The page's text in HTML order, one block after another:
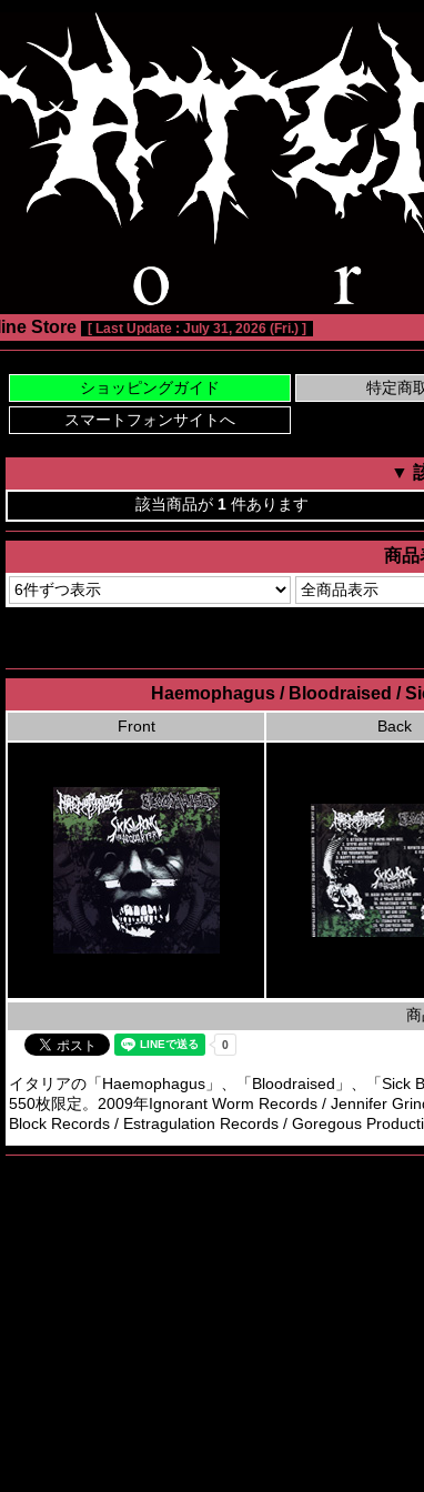
Store [ Last Update : July 31, 2026 (Fri.) ]
▼
該当商品が 1 件あります
商品
Haemophagus / Bloodraised /
Front Back
イタリアの「Haemophagus」、「Bloodraised」、「Sick
550枚限定。2009年Ignorant Worm Records / Jennifer
Block Records / Estragulation Records / Goregous